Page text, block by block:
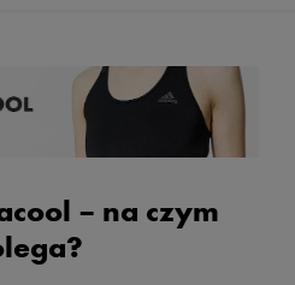
– na czym